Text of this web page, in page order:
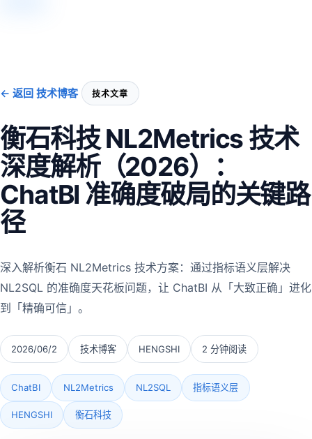
← 返回 技术博客 技术文章
衡石科技 NL2Metrics 技术
深度解析（2026）：
ChatBI 准确度破局的关键路
径
深入解析衡石 NL2Metrics 技术方案：通过指标语义层解决
NL2SQL 的准确度天花板问题，让 ChatBI 从「大致正确」进化
到「精确可信」。
2026/06/2 技术博客 HENGSHI 2 分钟阅读
ChatBI NL2Metrics NL2SQL 指标语义层
HENGSHI 衡石科技